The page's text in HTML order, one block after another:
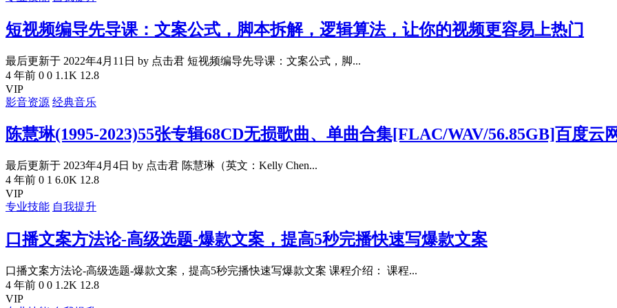
短视频编导先导课：​文案公式，脚本拆解，逻辑算法，让你的视频更容易上热门
最后更新于 2022年4月11日 by 点击君 短视频编导先导课：​文案公式，脚...
4 年前 0 0 1.1K 12.8
VIP
影音资源 经典音乐
陈慧琳(1995-2023)55张专辑68CD无损歌曲、单曲合集[FLAC/WAV/56.85GB]百度云
最后更新于 2023年4月4日 by 点击君 陈慧琳（英文：Kelly Chen...
4 年前 0 1 6.0K 12.8
VIP
专业技能 自我提升
口播文案方法论-高级选题-爆款文案，提高5秒完播快速写爆款文案
口播文案方法论-高级选题-爆款文案，提高5秒完播快速写爆款文案 课程介绍： 课程...
4 年前 0 0 1.2K 12.8
VIP